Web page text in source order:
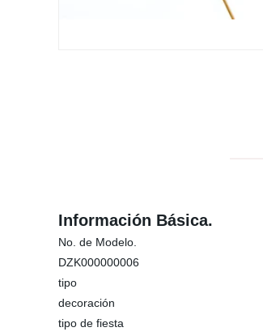
Información Básica.
No. de Modelo.
DZK000000006
tipo
decoración
tipo de fiesta